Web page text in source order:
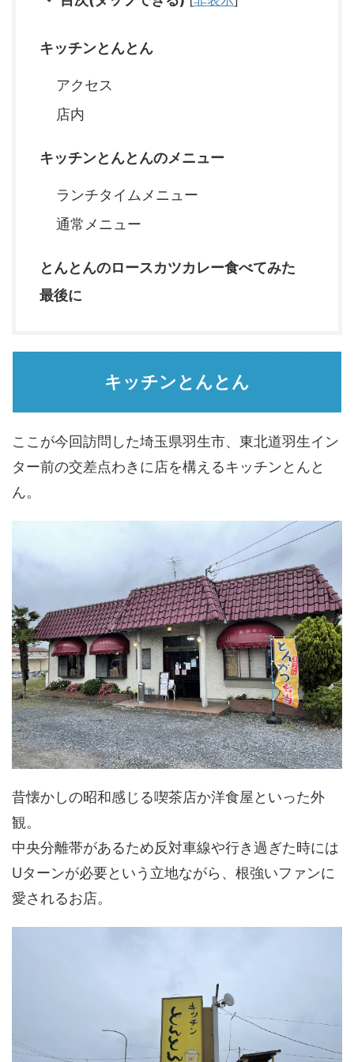
キッチンとんとん
アクセス
店内
キッチンとんとんのメニュー
ランチタイムメニュー
通常メニュー
とんとんのロースカツカレー食べてみた
最後に
キッチンとんとん
ここが今回訪問した埼玉県羽生市、東北道羽生イン
ター前の交差点わきに店を構えるキッチンとんと
ん。
昔懐かしの昭和感じる喫茶店か洋食屋といった外
観。
中央分離帯があるため反対車線や行き過ぎた時には
Uターンが必要という立地ながら、根強いファンに
愛されるお店。